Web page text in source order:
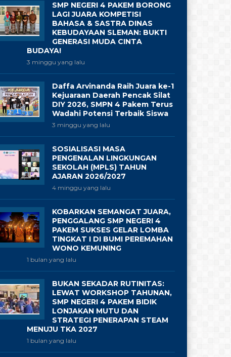
SMP NEGERI 4 PAKEM BORONG
LAGI JUARA KOMPETISI
BAHASA & SASTRA DINAS
KEBUDAYAAN SLEMAN: BUKTI
GENERASI MUDA CINTA
BUDAYA!
3 minggu yang lalu
Daffa Arvinanda Raih Juara ke-1
Kejuaraan Daerah Pencak Silat
DIY 2026, SMPN 4 Pakem Terus
Wadahi Potensi Terbaik Siswa
3 minggu yang lalu
SOSIALISASI MASA
PENGENALAN LINGKUNGAN
SEKOLAH (MPLS) TAHUN
AJARAN 2026/2027
4 minggu yang lalu
KOBARKAN SEMANGAT JUARA,
PENGGALANG SMP NEGERI 4
PAKEM SUKSES GELAR LOMBA
TINGKAT I DI BUMI PEREMAHAN
WONO KEMUNING
1 bulan yang lalu
BUKAN SEKADAR RUTINITAS:
LEWAT WORKSHOP TAHUNAN,
SMP NEGERI 4 PAKEM BIDIK
LONJAKAN MUTU DAN
STRATEGI PENERAPAN STEAM
MENUJU TKA 2027
1 bulan yang lalu